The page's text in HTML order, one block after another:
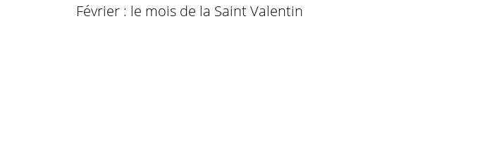
Février : le mois de la Saint Valentin